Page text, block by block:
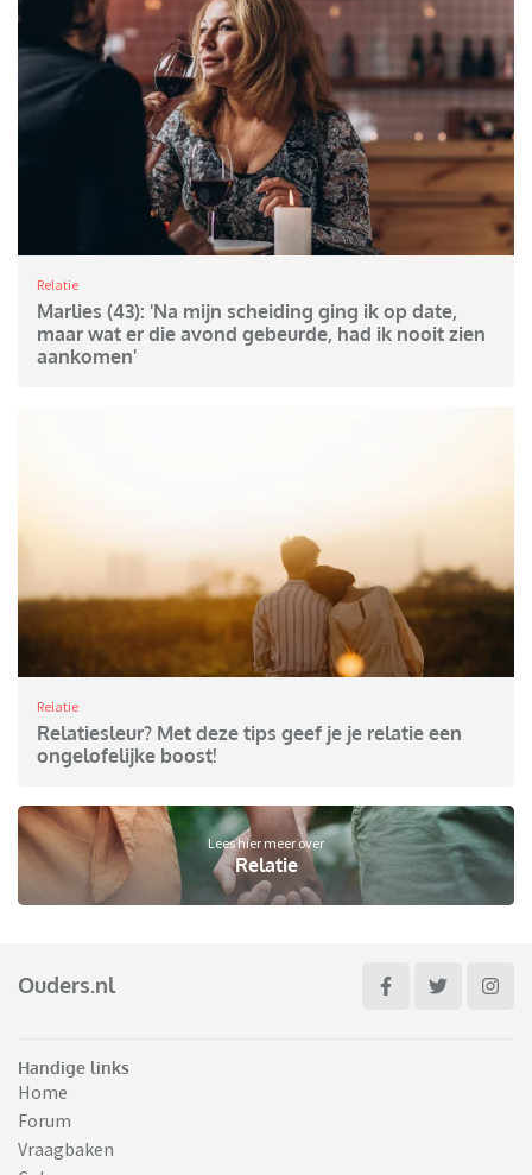
Relatie
Marlies (43): 'Na mijn scheiding ging ik op date,
maar wat er die avond gebeurde, had ik nooit zien
aankomen'
Relatie
Relatiesleur? Met deze tips geef je je relatie een
ongelofelijke boost!
Lees hier meer over
Relatie
Ouders.nl
Handige links
Home
Forum
Vraagbaken